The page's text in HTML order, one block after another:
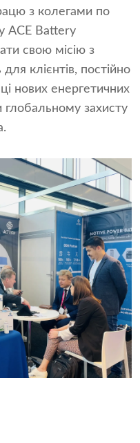
з колегами по
ACE Battery
свою місію з
клієнтів, постійно
нових енергетичних
глобальному захисту